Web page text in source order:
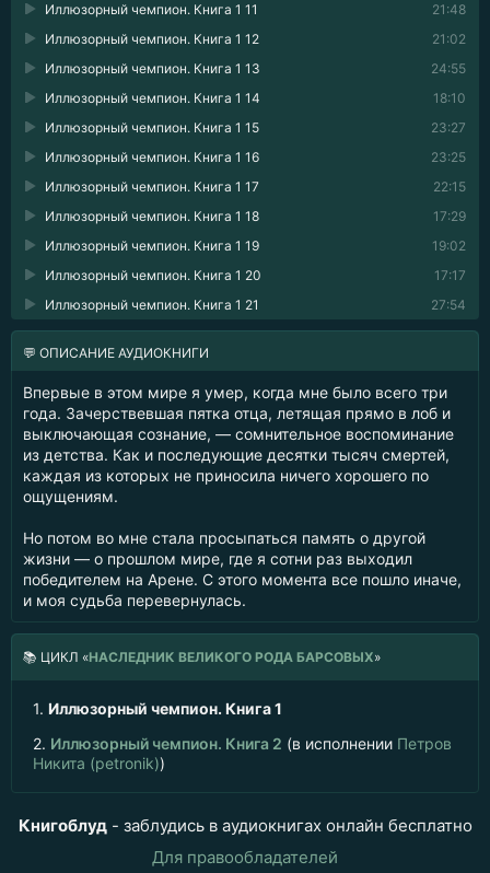
21:48
Иллюзорный чемпион. Книга 1 11
21:02
Иллюзорный чемпион. Книга 1 12
24:55
Иллюзорный чемпион. Книга 1 13
18:10
Иллюзорный чемпион. Книга 1 14
23:27
Иллюзорный чемпион. Книга 1 15
23:25
Иллюзорный чемпион. Книга 1 16
22:15
Иллюзорный чемпион. Книга 1 17
17:29
Иллюзорный чемпион. Книга 1 18
19:02
Иллюзорный чемпион. Книга 1 19
17:17
Иллюзорный чемпион. Книга 1 20
27:54
Иллюзорный чемпион. Книга 1 21
💬 ОПИСАНИЕ АУДИОКНИГИ
Впервые в этом мире я умер, когда мне было всего три
года. Зачерствевшая пятка отца, летящая прямо в лоб и
выключающая сознание, — сомнительное воспоминание
из детства. Как и последующие десятки тысяч смертей,
каждая из которых не приносила ничего хорошего по
ощущениям.
Но потом во мне стала просыпаться память о другой
жизни — о прошлом мире, где я сотни раз выходил
победителем на Арене. С этого момента все пошло иначе,
и моя судьба перевернулась.
📚 ЦИКЛ «НАСЛЕДНИК ВЕЛИКОГО РОДА БАРСОВЫХ»
1. Иллюзорный чемпион. Книга 1
2. Иллюзорный чемпион. Книга 2 (в исполнении Петров
Никита (petronik))
Книгоблуд- заблудись в аудиокнигах онлайн бесплатно
Для правообладателей